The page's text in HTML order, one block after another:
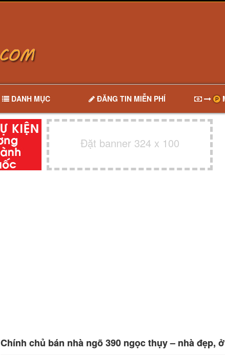
DANH MỤC ĐĂNG TIN MIỄN PHÍ
Đặt banner 324 x 100
Chính chủ bán nhà ngõ 390 ngọc thụy – nhà đẹp,